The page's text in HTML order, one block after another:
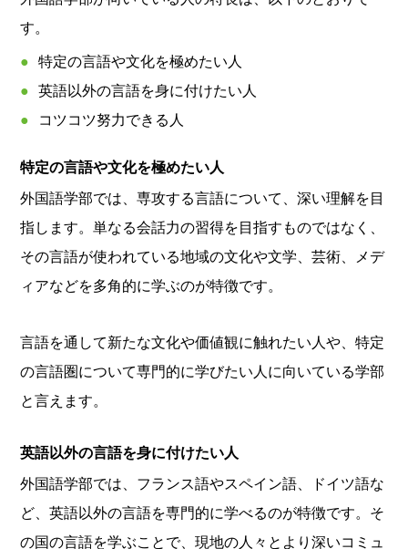
す。
特定の言語や文化を極めたい人
英語以外の言語を身に付けたい人
コツコツ努力できる人
特定の言語や文化を極めたい人
外国語学部では、専攻する言語について、深い理解を目
指します。単なる会話力の習得を目指すものではなく、
その言語が使われている地域の文化や文学、芸術、メデ
ィアなどを多角的に学ぶのが特徴です。
言語を通して新たな文化や価値観に触れたい人や、特定
の言語圏について専門的に学びたい人に向いている学部
と言えます。
英語以外の言語を身に付けたい人
外国語学部では、フランス語やスペイン語、ドイツ語な
ど、英語以外の言語を専門的に学べるのが特徴です。そ
の国の言語を学ぶことで、現地の人々とより深いコミュ